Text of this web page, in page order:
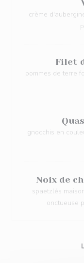
crème
Filet
pommes de terre
gnocchis en
Noix de
spaetzlés
onctueuse